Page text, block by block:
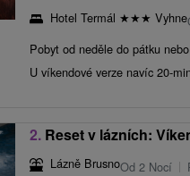
Hotel Termál ★★★ Vyhne
Pobyt od neděle do pátku
U víkendové verze navíc 20-
2. Reset v lázních:
Lázně BrusnoOd 2 Nocí